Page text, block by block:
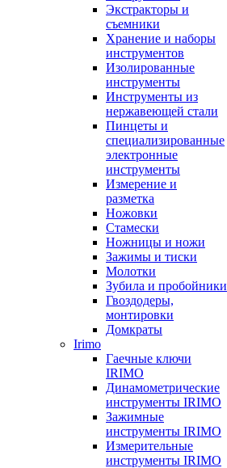
Экстракторы и
съемники
Хранение и наборы
инструментов
Изолированные
инструменты
Инструменты из
нержавеющей стали
Пинцеты и
специализированные
электронные
инструменты
Измерение и
разметка
Ножовки
Стамески
Ножницы и ножи
Зажимы и тиски
Молотки
Зубила и пробойники
Гвоздодеры,
монтировки
Домкраты
Irimo
Гаечные ключи
IRIMO
Динамометрические
инструменты IRIMO
Зажимные
инструменты IRIMO
Измерительные
инструменты IRIMO